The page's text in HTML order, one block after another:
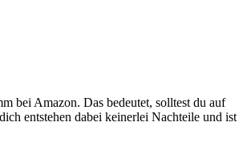
bei Amazon. Das bedeutet, solltest du auf
entstehen dabei keinerlei Nachteile und ist